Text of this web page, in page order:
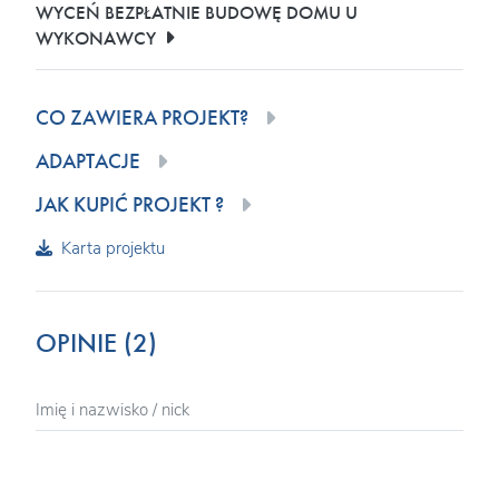
WYCEŃ BEZPŁATNIE BUDOWĘ DOMU U
WYKONAWCY
CO ZAWIERA PROJEKT?
ADAPTACJE
JAK KUPIĆ PROJEKT ?
Karta projektu
OPINIE (2)